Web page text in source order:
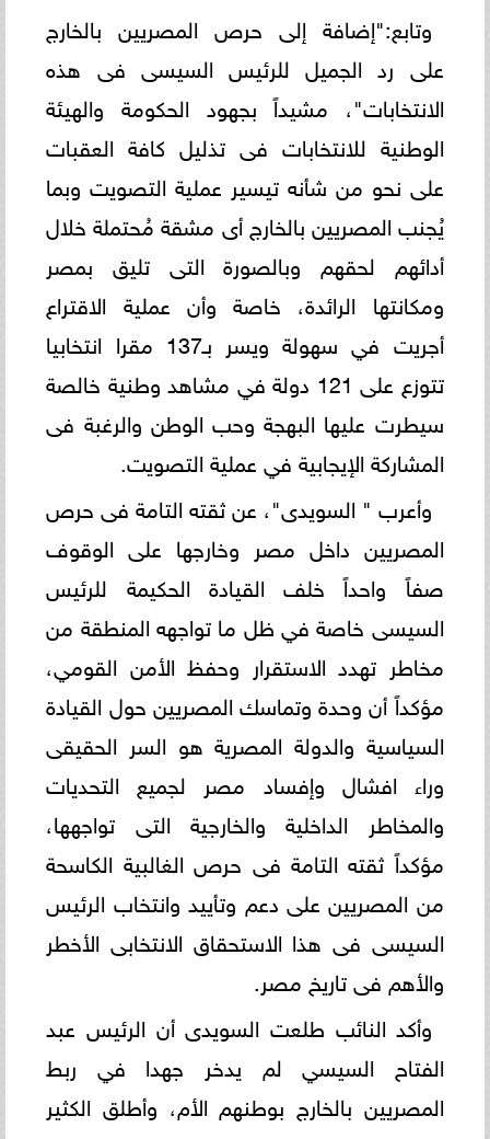
وتابع:"إضافة إلى حرص المصريين بالخارج
على رد الجميل للرئيس السيسى فى هذه
الانتخابات"، مشيداً بجهود الحكومة والهيئة
الوطنية للانتخابات فى تذليل كافة العقبات
على نحو من شأنه تيسير عملية التصويت وبما
يُجنب المصريين بالخارج أى مشقة مُحتملة خلال
أدائهم لحقهم وبالصورة التى تليق بمصر
ومكانتها الرائدة، خاصة وأن عملية الاقتراع
أجريت في سهولة ويسر بـ137 مقرا انتخابيا
تتوزع على 121 دولة في مشاهد وطنية خالصة
سيطرت عليها البهجة وحب الوطن والرغبة فى
المشاركة الإيجابية في عملية التصويت.
وأعرب " السويدى"، عن ثقته التامة فى حرص
المصريين داخل مصر وخارجها على الوقوف
صفاً واحداً خلف القيادة الحكيمة للرئيس
السيسى خاصة في ظل ما تواجهه المنطقة من
مخاطر تهدد الاستقرار وحفظ الأمن القومي،
مؤكداً أن وحدة وتماسك المصريين حول القيادة
السياسية والدولة المصرية هو السر الحقيقى
وراء افشال وإفساد مصر لجميع التحديات
والمخاطر الداخلية والخارجية التى تواجهها،
مؤكداً ثقته التامة فى حرص الغالبية الكاسحة
من المصريين على دعم وتأييد وانتخاب الرئيس
السيسى فى هذا الاستحقاق الانتخابى الأخطر
والأهم فى تاريخ مصر.
وأكد النائب طلعت السويدى أن الرئيس عبد
الفتاح السيسي لم يدخر جهدا في ربط
المصريين بالخارج بوطنهم الأم، وأطلق الكثير